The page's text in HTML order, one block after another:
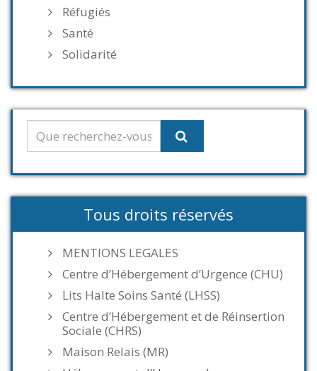
Réfugiés
Santé
Solidarité
Tous droits réservés
MENTIONS LEGALES
Centre d’Hébergement d’Urgence (CHU)
Lits Halte Soins Santé (LHSS)
Centre d’Hébergement et de Réinsertion
Sociale (CHRS)
Maison Relais (MR)